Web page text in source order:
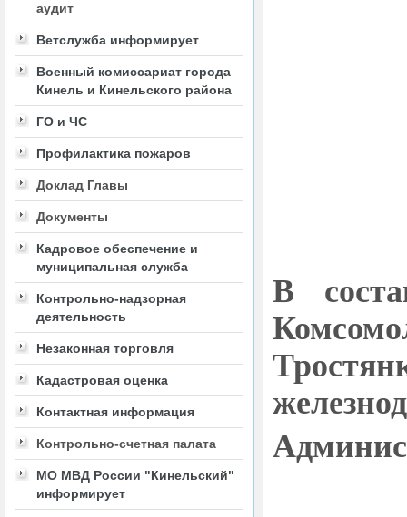
аудит
Ветслужба информирует
Военный комиссариат города
Кинель и Кинельского района
ГО и ЧС
Профилактика пожаров
Доклад Главы
Документы
Кадровое обеспечение и
муниципальная служба
Контрольно-надзорная
деятельность
Незаконная торговля
Кадастровая оценка
Контактная информация
Контрольно-счетная палата
МО МВД России "Кинельский"
информирует
В